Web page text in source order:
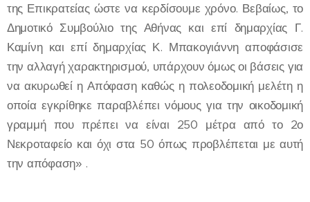
της Επικρατείας ώστε να κερδίσουμε χρόνο. Βεβαίως, το
Δημοτικό Συμβούλιο της Αθήνας και επί δημαρχίας Γ.
Καμίνη και επί δημαρχίας Κ. Μπακογιάννη αποφάσισε
την αλλαγή χαρακτηρισμού, υπάρχουν όμως οι βάσεις για
να ακυρωθεί η Απόφαση καθώς η πολεοδομική μελέτη η
οποία εγκρίθηκε παραβλέπει νόμους για την οικοδομική
γραμμή που πρέπει να είναι 250 μέτρα από το 2ο
Νεκροταφείο και όχι στα 50 όπως προβλέπεται με αυτή
την απόφαση» .